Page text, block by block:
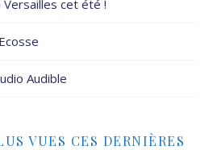
cet été !
Audible
VUES CES DERNIÈRES